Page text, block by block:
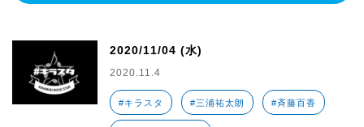
2020/11/04 (水)
2020.11.4
#キラスタ #三浦祐太朗 #斉藤百香